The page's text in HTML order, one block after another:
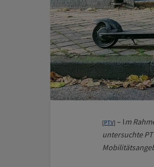
[PTV] – Im
untersuchte